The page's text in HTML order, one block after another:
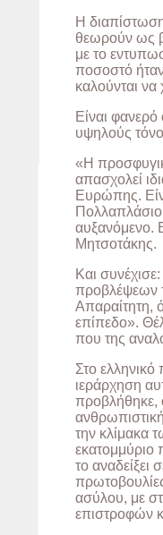
Η
θεωρούν ως
με το
ποσοστό
καλούνται να
Είναι φανερό
υψηλούς
«Η
απασχολεί
Ευρώπης.
Πολλαπλάσιο
αυξανόμενο.
Μητσοτάκης.
Και
προβλέψεων
Απαραίτητη,
επίπεδο».
που της
Στο ελληνικό
ιεράρχηση
προβλήθηκε,
την κλίμακα
εκατομμύριο
το
ασύλου, με
επιστροφών